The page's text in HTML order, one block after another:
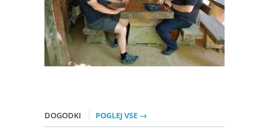
DOGODKI POGLEJ VSE →